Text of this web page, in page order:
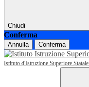
Chiudi
Conferma
Annulla Conferma
Istituto d'Istruzione Superiore Statale